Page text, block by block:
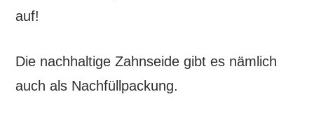
auf!
Die nachhaltige Zahnseide gibt es nämlich
auch als Nachfüllpackung.